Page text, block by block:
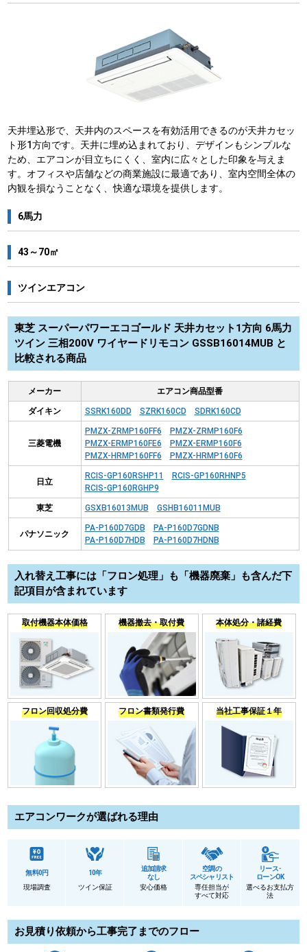
天井埋込形で、天井内のスペースを有効活用できるのが天井カセッ
ト形1方向です。天井に埋め込まれており、デザインもシンプルな
ため、エアコンが目立ちにくく、室内に広々とした印象を与えま
す。オフィスや店舗などの商業施設に最適であり、室内空間全体の
内観を損なうことなく、快適な環境を提供します。
6馬力
43～70㎡
ツインエアコン
東芝 スーパーパワーエコゴールド 天井カセット1方向 6馬力
ツイン 三相200V ワイヤードリモコン GSSB16014MUB と
比較される商品
メーカー エアコン商品型番
ダイキン SSRK160DD SZRK160CD SDRK160CD
三菱電機
PMZX-ZRMP160FF6
PMZX-ZRMP160F6
PMZX-ERMP160FE6
PMZX-ERMP160F6
PMZX-HRMP160FF6
PMZX-HRMP160F6
日立
RCIS-GP160RSHP11
RCIS-GP160RHNP5
RCIS-GP160RGHP9
東芝 GSXB16013MUB GSHB16011MUB
パナソニック
PA-P160D7GDB
PA-P160D7GDNB
PA-P160D7HDB
PA-P160D7HDNB
入れ替え工事には「フロン処理」も「機器廃棄」も含んだ下
記項目が含まれています
取付機器本体価格 機器撤去・取付費 本体処分・諸経費
フロン回収処分費 フロン書類発行費 当社工事保証１年
エアコンワークが選ばれる理由
無料0円
現場調査
10年
ツイン保証
追加請求
なし
安心価格
空調の
スペシャリスト
専任担当が
すべて対応
リース･
ローンOK
選べるお支払方
法
お見積り依頼から工事完了までのフロー